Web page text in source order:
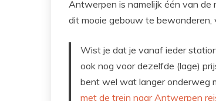
Antwerpen is namelijk één van de
dit mooie gebouw te
Wist je dat je vanaf ieder
ook nog voor dezelfde (lage)
bent wel wat langer onderweg
met de trein naar Antwerpen